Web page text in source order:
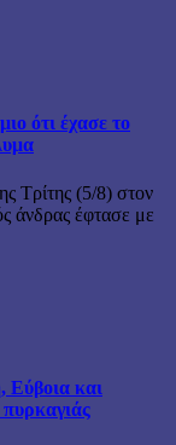
ότι έχασε το
Τρίτης (5/8) στον
άνδρας έφτασε με
Εύβοια και